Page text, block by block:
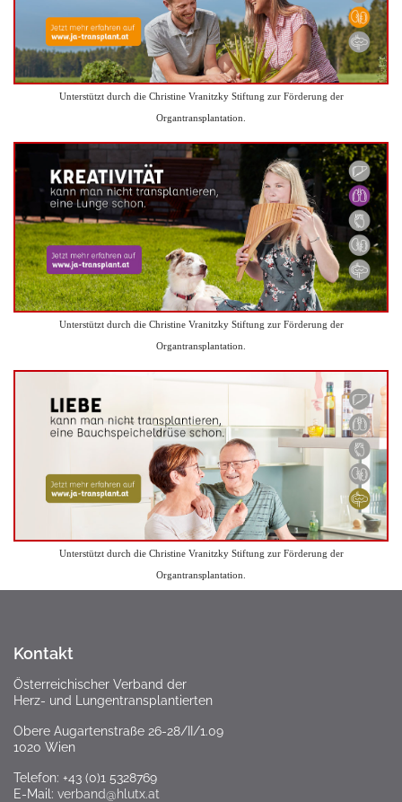
Unterstützt durch die Christine Vranitzky Stiftung zur Förderung der
Organtransplantation.
Unterstützt durch die Christine Vranitzky Stiftung zur Förderung der
Organtransplantation.
Unterstützt durch die Christine Vranitzky Stiftung zur Förderung der
Organtransplantation.
Kontakt
Österreichischer Verband der
Herz- und Lungentransplantierten
Obere Augartenstraße 26-28/II/1.09
1020 Wien
Telefon: +43 (0)1 5328769
E-Mail: verband@hlutx.at